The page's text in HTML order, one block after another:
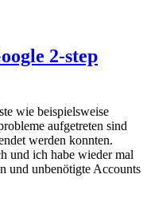
2-step
wie beispielsweise
aufgetreten sind
werden konnten.
und ich habe wieder mal
und unbenötigte Accounts